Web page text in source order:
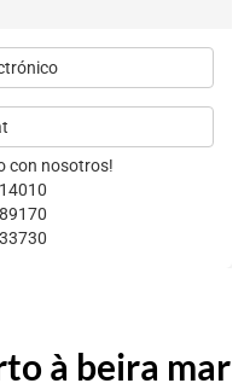
à beira mar
con nosotros!